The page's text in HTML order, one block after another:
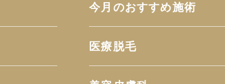
今月のおすすめ施術
医療脱毛